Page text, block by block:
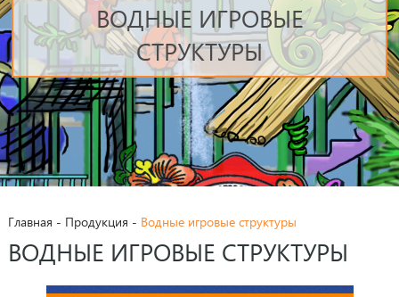
ВОДНЫЕ ИГРОВЫЕ
СТРУКТУРЫ
Главная - Продукция - Водные игровые структуры
ВОДНЫЕ ИГРОВЫЕ СТРУКТУРЫ